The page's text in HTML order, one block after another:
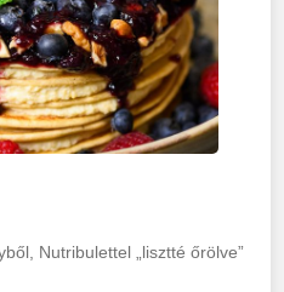
Nutribulettel „lisztté őrölve”